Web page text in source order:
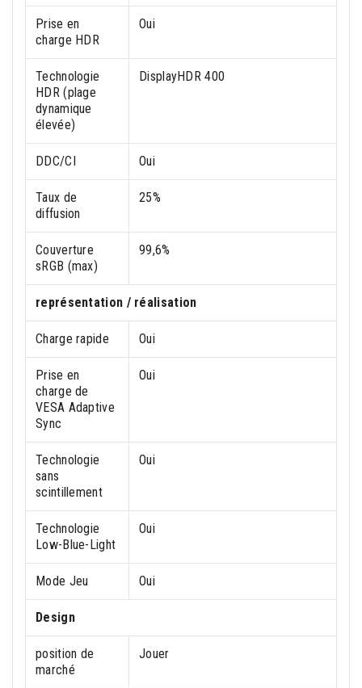
Prise en
charge HDR
Oui
Technologie
HDR (plage
dynamique
élevée)
DisplayHDR 400
DDC/CI Oui
Taux de
diffusion
25%
Couverture
sRGB (max)
99,6%
représentation / réalisation
Charge rapide Oui
Prise en
charge de
VESA Adaptive
Sync
Oui
Technologie
sans
scintillement
Oui
Technologie
Low-Blue-Light
Oui
Mode Jeu Oui
Design
position de
marché
Jouer